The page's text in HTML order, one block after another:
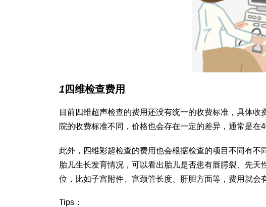
1 四维检查费用
目前四维超声检查的费用还没有统一的收费标准，具体
院的收费标准不同，价格也会存在一定的差异，通常是在
此外，四维彩超检查的费用也会根据检查的项目不同有
胎儿生长发育情况，可以看出胎儿是否患有唇腭裂、先
位，比如子宫附件、宫颈管长度、肝胆方面等，费用就会
Tips：